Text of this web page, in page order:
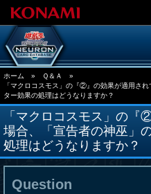
ホーム » Ｑ＆Ａ
»
「マクロコスモス」の『②』の効果が適用さ
ター効果の処理はどうなりますか？
「マクロコスモス」の
場合、「宣告者の神巫」
処理はどうなりますか？
Question